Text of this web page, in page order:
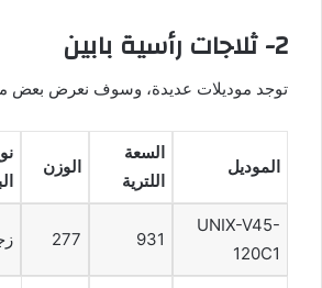
2- ثلاجات رأسية بابين
توجد موديلات عديدة، وسوف نعرض بعض
الموديل
السعة
اللترية
الوزن
UNIX-V45-
120C1
931
277